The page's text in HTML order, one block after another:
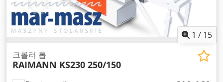
1 / 15
크롤러 톱
RAIMANN KS230 250/150